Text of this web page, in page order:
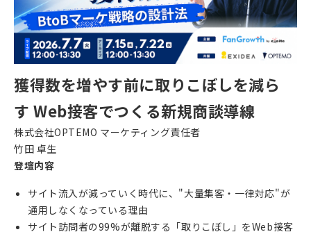
獲得数を増やす前に取りこぼしを減ら
す Web接客でつくる新規商談導線
株式会社OPTEMO マーケティング責任者
竹田 卓生
登壇内容
サイト流入が減っていく時代に、"大量集客・一律対応"が
通用しなくなっている理由
サイト訪問者の99%が離脱する「取りこぼし」をWeb接客